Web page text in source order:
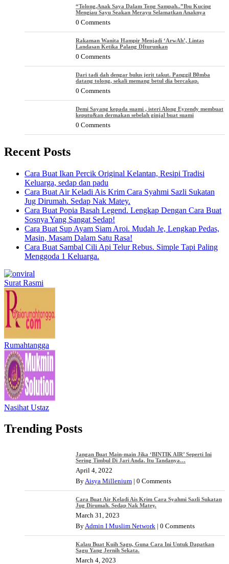
“Tolong,Anak Saya Dalam Tong Sampah..”Ibu Kucing
Mengiau Sayu Seakan Merayu Selamatkan Anaknya
0 Comments
Rakaman Wanita Hampir Menjadi ‘ArwAh’, Lintas
Landasan Ketika Palang DIturunkan
0 Comments
Dari tadi dah dengar bulus jerit takut. Panggil B0mba
datang tolong, sekali memang betul dia bercakap.
0 Comments
Demi Sayang kepada suami , isteri Along Eyzendy membuat
keputu&an dermakan sebelah ginjal buat suami
0 Comments
Recent Posts
Cara Buat Ikan Percik Original Kelantan, Resipi Tradisi
Keluarga, sedap dan padu
Cara Buat Air Keladi Ais Krim Cara Syahmi Sazli Sukatan
Jug Dirumah. Sedap Nak Matey.
Cara Buat Popia Basah Legend. Lengkap Dengan Cara Buat
Sosnya Yang Sangat Sedap!
Cara Buat Sup Ayam Siam Aroi. Mudah Je, Lengkap Pedas,
Masin, Masam Dalam Satu Rasa!
Cara Buat Sambal Cili Api Telur Rebus. Simple Tapi Paling
Menggoda 1 Keluarga.
Surat Rasmi
Rumahtangga
Nasihat Ustaz
Trending Posts
Jangan Buat Main-main Jika ‘BINTIK AIR’ Seperti Ini
Sering Timbul Di Jari Anda. Itu Tandanya…
April 4, 2022
ByAisya Millenium | 0 Comments
Cara Buat Air Keladi Ais Krim Cara Syahmi Sazli Sukatan
Jug Dirumah. Sedap Nak Matey.
March 31, 2023
ByAdmin I Muslim Network | 0 Comments
Kalau Buat Kuih Sagu, Guna Cara Ini Untuk Dapatkan
Sagu Yang Jernih Sekata.
March 4, 2023